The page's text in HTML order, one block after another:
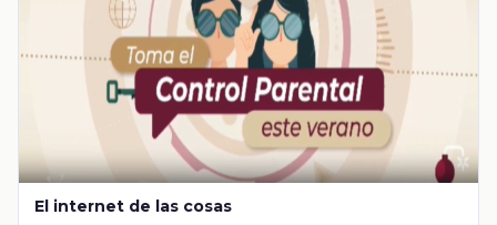
El internet de las cosas